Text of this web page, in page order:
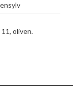
oliven.